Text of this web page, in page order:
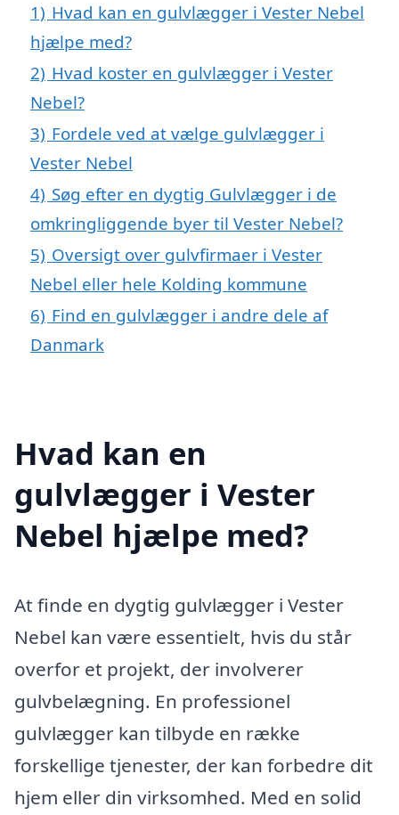
1) Hvad kan en gulvlægger i Vester Nebel
hjælpe med?
2) Hvad koster en gulvlægger i Vester
Nebel?
3) Fordele ved at vælge gulvlægger i
Vester Nebel
4) Søg efter en dygtig Gulvlægger i de
omkringliggende byer til Vester Nebel?
5) Oversigt over gulvfirmaer i Vester
Nebel eller hele Kolding kommune
6) Find en gulvlægger i andre dele af
Danmark
Hvad kan en
gulvlægger i Vester
Nebel hjælpe med?
At finde en dygtig gulvlægger i Vester
Nebel kan være essentielt, hvis du står
overfor et projekt, der involverer
gulvbelægning. En professionel
gulvlægger kan tilbyde en række
forskellige tjenester, der kan forbedre dit
hjem eller din virksomhed. Med en solid